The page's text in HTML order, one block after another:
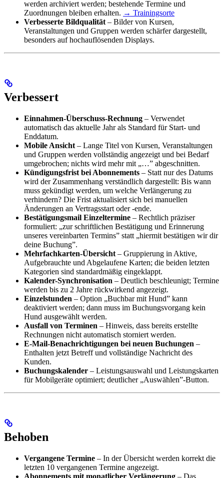
werden archiviert werden; bestehende Termine und
Zuordnungen bleiben erhalten. → Trainingsorte
Verbesserte Bildqualität – Bilder von Kursen,
Veranstaltungen und Gruppen werden schärfer dargestellt,
besonders auf hochauflösenden Displays.
Verbessert
Einnahmen-Überschuss-Rechnung – Verwendet
automatisch das aktuelle Jahr als Standard für Start- und
Enddatum.
Mobile Ansicht – Lange Titel von Kursen, Veranstaltungen
und Gruppen werden vollständig angezeigt und bei Bedarf
umgebrochen; nichts wird mehr mit „…” abgeschnitten.
Kündigungsfrist bei Abonnements – Statt nur des Datums
wird der Zusammenhang verständlich dargestellt: Bis wann
muss gekündigt werden, um welche Verlängerung zu
verhindern? Die Frist aktualisiert sich bei manuellen
Änderungen an Vertragsstart oder -ende.
Bestätigungsmail Einzeltermine – Rechtlich präziser
formuliert: „zur schriftlichen Bestätigung und Erinnerung
unseres vereinbarten Termins” statt „hiermit bestätigen wir dir
deine Buchung”.
Mehrfachkarten-Übersicht – Gruppierung in Aktive,
Aufgebrauchte und Abgelaufene Karten; die beiden letzten
Kategorien sind standardmäßig eingeklappt.
Kalender-Synchronisation – Deutlich beschleunigt; Termine
werden bis zu 2 Jahre rückwirkend angezeigt.
Einzelstunden – Option „Buchbar mit Hund” kann
deaktiviert werden; dann muss im Buchungsvorgang kein
Hund ausgewählt werden.
Ausfall von Terminen – Hinweis, dass bereits erstellte
Rechnungen nicht automatisch storniert werden.
E-Mail-Benachrichtigungen bei neuen Buchungen –
Enthalten jetzt Betreff und vollständige Nachricht des
Kunden.
Buchungskalender – Leistungsauswahl und Leistungskarten
für Mobilgeräte optimiert; deutlicher „Auswählen”-Button.
Behoben
Vergangene Termine – In der Übersicht werden korrekt die
letzten 10 vergangenen Termine angezeigt.
Abonnements mit monatlicher Verlängerung – Das